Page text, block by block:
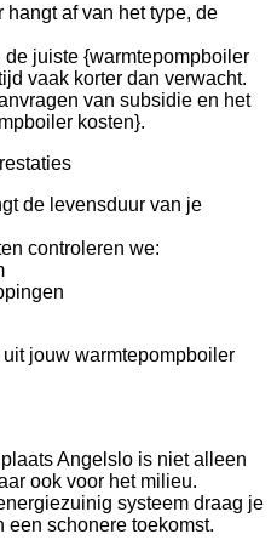
af van het type, de
juiste {warmtepompboiler
vaak korter dan verwacht.
van subsidie en het
kosten}.
de levensduur van je
controleren we:
jouw warmtepompboiler
Angelslo is niet alleen
ook voor het milieu.
systeem draag je
een schonere toekomst.